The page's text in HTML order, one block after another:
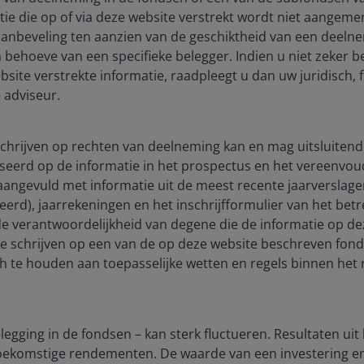
die op of via deze website verstrekt wordt niet
ten aanzien van de geschiktheid van een
van een specifieke belegger. Indien u niet zeker
verstrekte informatie, raadpleegt u dan uw juridisch,
op rechten van deelneming kan en mag
op de informatie in het prospectus en het
met informatie uit de meest recente
jaarrekeningen en het inschrijfformulier van het
verantwoordelijkheid van degene die de informatie op
schrijven op een van de op deze website beschreven
te houden aan toepasselijke wetten en regels binnen het
in de fondsen – kan sterk fluctueren. Resultaten
rendementen. De waarde van een investering